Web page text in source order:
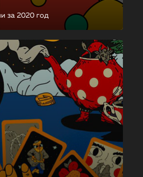
за 2020 год